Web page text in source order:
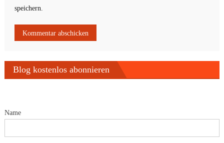
speichern.
Blog kostenlos abonnieren
Name